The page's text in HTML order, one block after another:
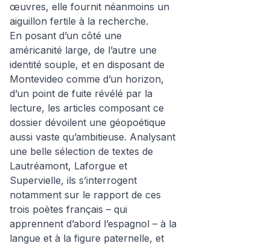
œuvres, elle fournit néanmoins un
aiguillon fertile à la recherche.
En posant d’un côté une
américanité large, de l’autre une
identité souple, et en disposant de
Montevideo comme d’un horizon,
d’un point de fuite révélé par la
lecture, les articles composant ce
dossier dévoilent une géopoétique
aussi vaste qu’ambitieuse. Analysant
une belle sélection de textes de
Lautréamont, Laforgue et
Supervielle, ils s’interrogent
notamment sur le rapport de ces
trois poètes français – qui
apprennent d’abord l’espagnol – à la
langue et à la figure paternelle, et